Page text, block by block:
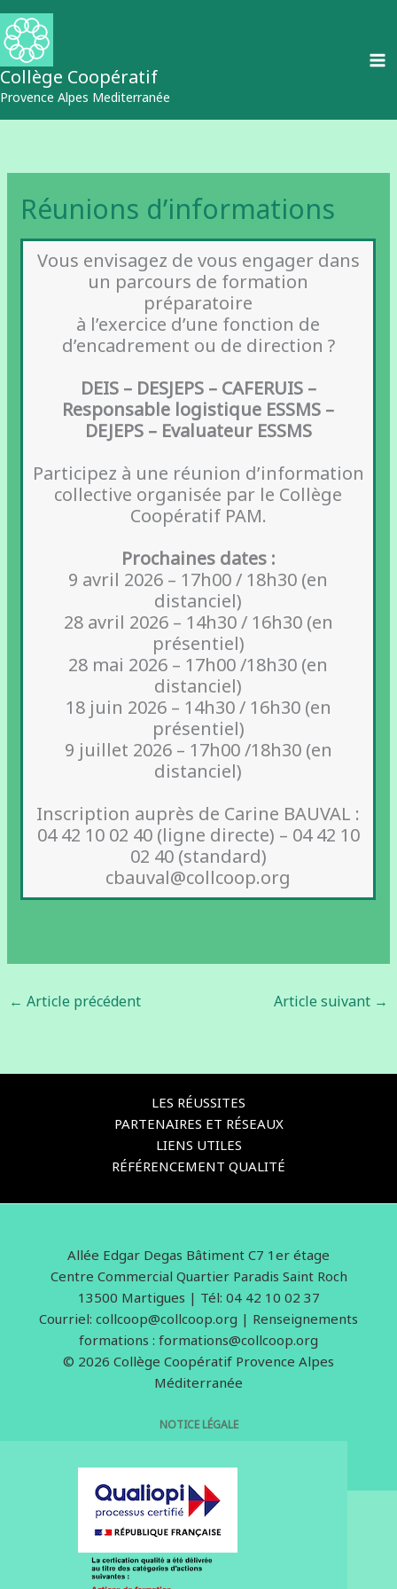
Aller
au
contenu
Collège Coopératif
Provence Alpes Mediterranée
Réunions d’informations
Vous envisagez de vous engager dans
un parcours de formation
préparatoire
à l’exercice d’une fonction de
d’encadrement ou de direction ?
DEIS – DESJEPS – CAFERUIS –
Responsable logistique ESSMS –
DEJEPS – Evaluateur ESSMS
Participez à une réunion d’information
collective organisée par le Collège
Coopératif PAM.
Prochaines dates :
9 avril 2026 – 17h00 / 18h30 (en
distanciel)
28 avril 2026 – 14h30 / 16h30 (en
présentiel)
28 mai 2026 – 17h00 /18h30 (en
distanciel)
18 juin 2026 – 14h30 / 16h30 (en
présentiel)
9 juillet 2026 – 17h00 /18h30 (en
distanciel)
Inscription auprès de Carine BAUVAL :
04 42 10 02 40 (ligne directe) – 04 42 10
02 40 (standard)
cbauval@collcoop.org
← Article précédent Article suivant →
LES RÉUSSITES
PARTENAIRES ET RÉSEAUX
LIENS UTILES
RÉFÉRENCEMENT QUALITÉ
Allée Edgar Degas Bâtiment C7 1er étage
Centre Commercial Quartier Paradis Saint Roch
13500 Martigues | Tél: 04 42 10 02 37
Courriel: collcoop@collcoop.org | Renseignements
formations : formations@collcoop.org
© 2026 Collège Coopératif Provence Alpes
Méditerranée
NOTICE LÉGALE